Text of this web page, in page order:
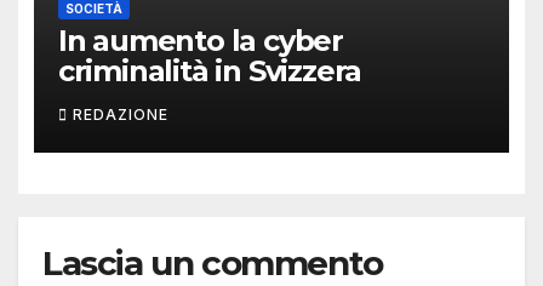
SOCIETÀ
In aumento la cyber
criminalità in Svizzera
REDAZIONE
Lascia un commento